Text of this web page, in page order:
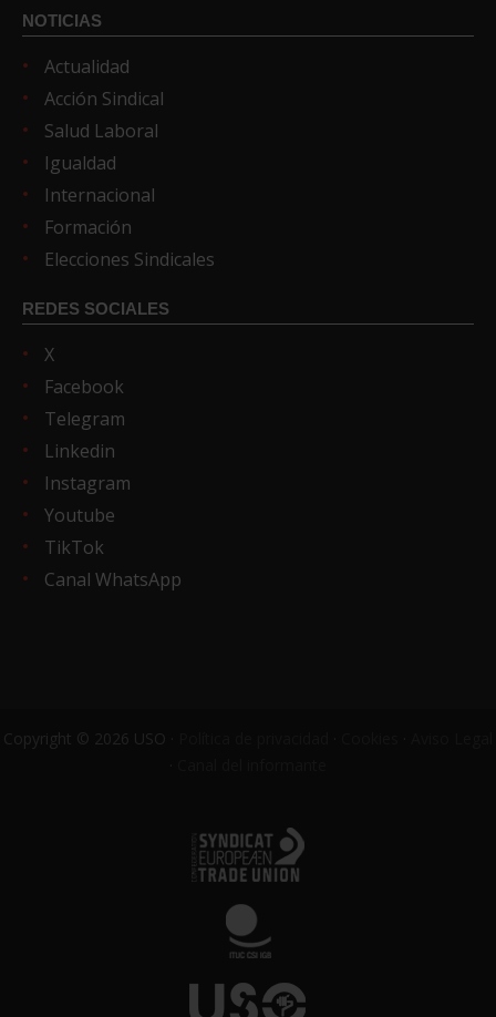
NOTICIAS
Actualidad
Acción Sindical
Salud Laboral
Igualdad
Internacional
Formación
Elecciones Sindicales
REDES SOCIALES
X
Facebook
Telegram
Linkedin
Instagram
Youtube
TikTok
Canal WhatsApp
Copyright © 2026 USO ·